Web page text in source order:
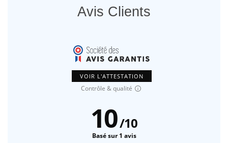
Avis Clients
VOIR L'ATTESTATION
Contrôle & qualité
10/10
Basé sur 1 avis